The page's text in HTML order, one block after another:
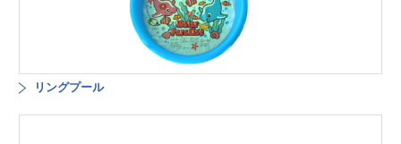
リングプール